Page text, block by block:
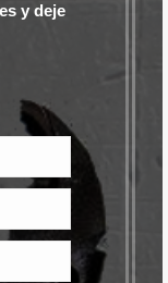
y deje